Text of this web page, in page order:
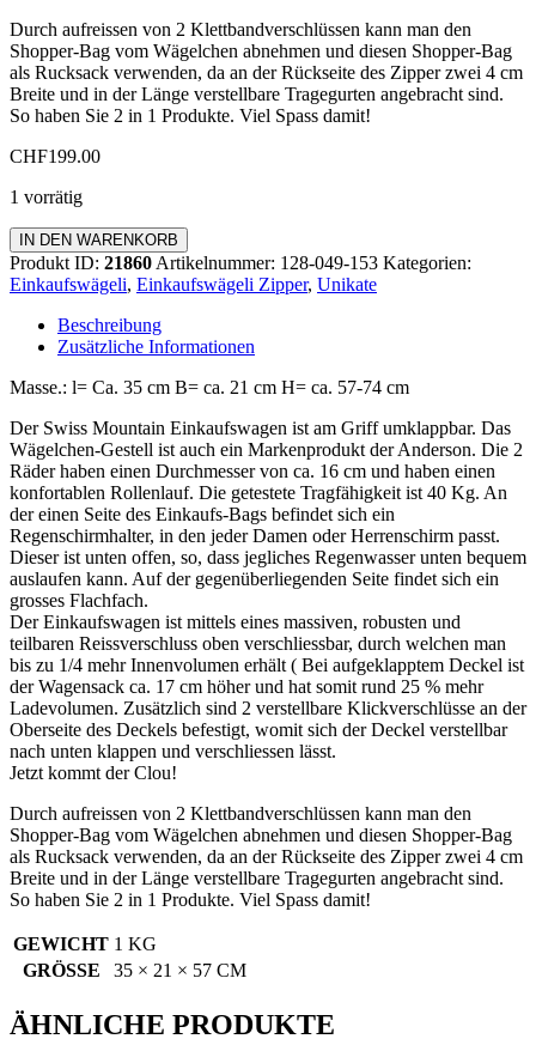
Durch aufreissen von 2 Klettbandverschlüssen kann man den
Shopper-Bag vom Wägelchen abnehmen und diesen Shopper-Bag
als Rucksack verwenden, da an der Rückseite des Zipper zwei 4 cm
Breite und in der Länge verstellbare Tragegurten angebracht sind.
So haben Sie 2 in 1 Produkte. Viel Spass damit!
CHF199.00
1 vorrätig
Einkaufswagen
Zipper
Menge
IN DEN WARENKORB
Produkt ID: 21860 Artikelnummer: 128-049-153 Kategorien:
Einkaufswägeli, Einkaufswägeli Zipper, Unikate
Beschreibung
Zusätzliche Informationen
Masse.: l= Ca. 35 cm B= ca. 21 cm H= ca. 57-74 cm
Der Swiss Mountain Einkaufswagen ist am Griff umklappbar. Das
Wägelchen-Gestell ist auch ein Markenprodukt der Anderson. Die 2
Räder haben einen Durchmesser von ca. 16 cm und haben einen
konfortablen Rollenlauf. Die getestete Tragfähigkeit ist 40 Kg. An
der einen Seite des Einkaufs-Bags befindet sich ein
Regenschirmhalter, in den jeder Damen oder Herrenschirm passt.
Dieser ist unten offen, so, dass jegliches Regenwasser unten bequem
auslaufen kann. Auf der gegenüberliegenden Seite findet sich ein
grosses Flachfach.
Der Einkaufswagen ist mittels eines massiven, robusten und
teilbaren Reissverschluss oben verschliessbar, durch welchen man
bis zu 1/4 mehr Innenvolumen erhält ( Bei aufgeklapptem Deckel ist
der Wagensack ca. 17 cm höher und hat somit rund 25 % mehr
Ladevolumen. Zusätzlich sind 2 verstellbare Klickverschlüsse an der
Oberseite des Deckels befestigt, womit sich der Deckel verstellbar
nach unten klappen und verschliessen lässt.
Jetzt kommt der Clou!
Durch aufreissen von 2 Klettbandverschlüssen kann man den
Shopper-Bag vom Wägelchen abnehmen und diesen Shopper-Bag
als Rucksack verwenden, da an der Rückseite des Zipper zwei 4 cm
Breite und in der Länge verstellbare Tragegurten angebracht sind.
So haben Sie 2 in 1 Produkte. Viel Spass damit!
GEWICHT 1 KG
GRÖSSE
35 × 21 × 57 CM
ÄHNLICHE PRODUKTE